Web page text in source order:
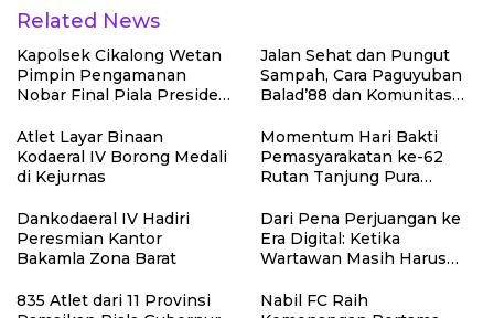
Related News
Kapolsek Cikalong Wetan
Pimpin Pengamanan
Nobar Final Piala Presiden
Aman dan Kondusif
Jalan Sehat dan Pungut
Sampah, Cara Paguyuban
Balad’88 dan Komunitas
Bandung
Atlet Layar Binaan
Kodaeral IV Borong Medali
di Kejurnas
Momentum Hari Bakti
Pemasyarakatan ke-62
Rutan Tanjung Pura
Gerobak kepada Keluarga
Warga Binaan dukung
UMKM Masyarakat
Dankodaeral IV Hadiri
Peresmian Kantor
Bakamla Zona Barat
Dari Pena Perjuangan ke
Era Digital: Ketika
Wartawan Masih Harus
835 Atlet dari 11 Provinsi
Nabil FC Raih